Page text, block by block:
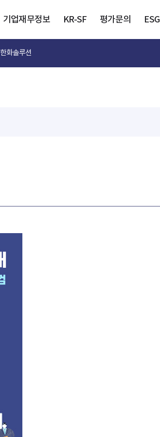
기업재무정보 KR-SF 평가문의 ESG
한화솔루션